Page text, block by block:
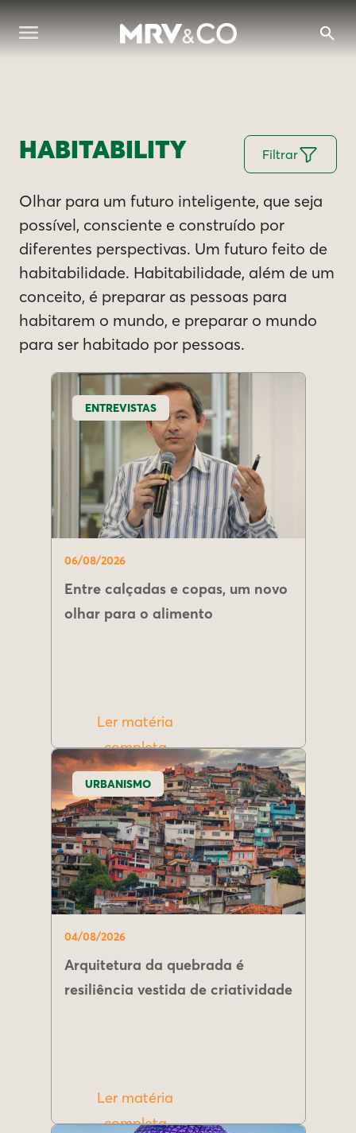
HABITABILITY Filtrar
Olhar para um futuro inteligente, que seja
possível, consciente e construído por
diferentes perspectivas. Um futuro feito de
habitabilidade. Habitabilidade, além de um
conceito, é preparar as pessoas para
habitarem o mundo, e preparar o mundo
para ser habitado por pessoas.
ENTREVISTAS
06/08/2026
Entre calçadas e copas, um novo
olhar para o alimento
Ler matéria
completa
URBANISMO
04/08/2026
Arquitetura da quebrada é
resiliência vestida de criatividade
Ler matéria
completa